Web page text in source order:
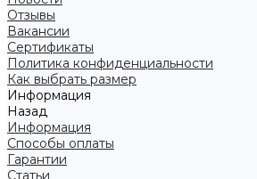
Отзывы
Вакансии
Сертификаты
Политика конфиденциальности
Как выбрать размер
Информация
Назад
Информация
Способы оплаты
Гарантии
Статьи